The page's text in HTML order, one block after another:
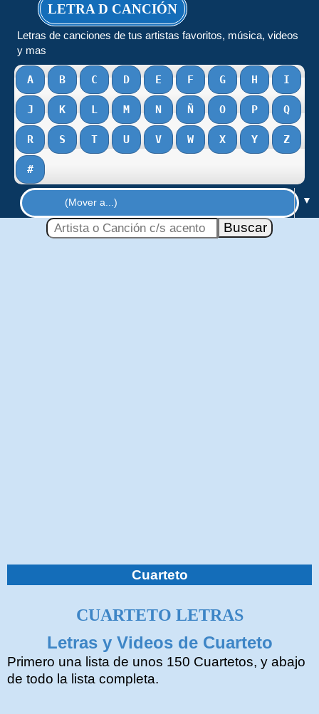
LETRA D CANCIÓN
Letras de canciones de tus artistas favoritos, música, videos
y mas
A B C D E F G H I
J K L M N Ñ O P Q
R S T U V W X Y Z
#
▼
Cuarteto
CUARTETO LETRAS
Letras y Videos de Cuarteto
Primero una lista de unos 150 Cuartetos, y abajo
de todo la lista completa.